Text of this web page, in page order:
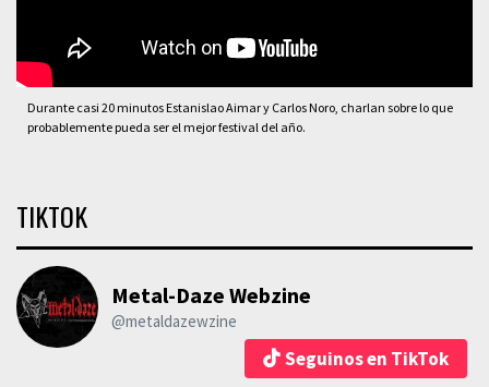
Durante casi 20 minutos Estanislao Aimar y Carlos Noro, charlan sobre lo que
probablemente pueda ser el mejor festival del año.
TIKTOK
Metal-Daze Webzine
@metaldazewzine
Seguinos en TikTok